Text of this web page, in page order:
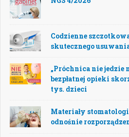
Codzienne
skutecznego
„Próchnica nie jedzie
bezpłatnej opieki
tys. dzieci
Materiały
odnośnie